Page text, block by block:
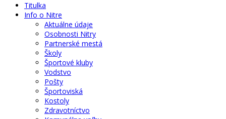
Titulka
Info o Nitre
Aktuálne údaje
Osobnosti Nitry
Partnerské mestá
Školy
Športové kluby
Vodstvo
Pošty
Športoviská
Kostoly
Zdravotníctvo